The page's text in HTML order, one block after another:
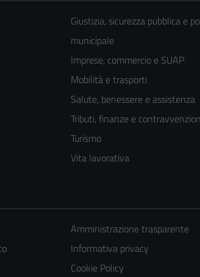
Giustizia, sicurezza pubblica e
municipale
Imprese, commercio e SUAP
Mobilità e trasporti
Salute, benessere e assistenza
Tributi, finanze e
Turismo
Vita lavorativa
Amministrazione trasparente
Informativa privacy
Cookie Policy